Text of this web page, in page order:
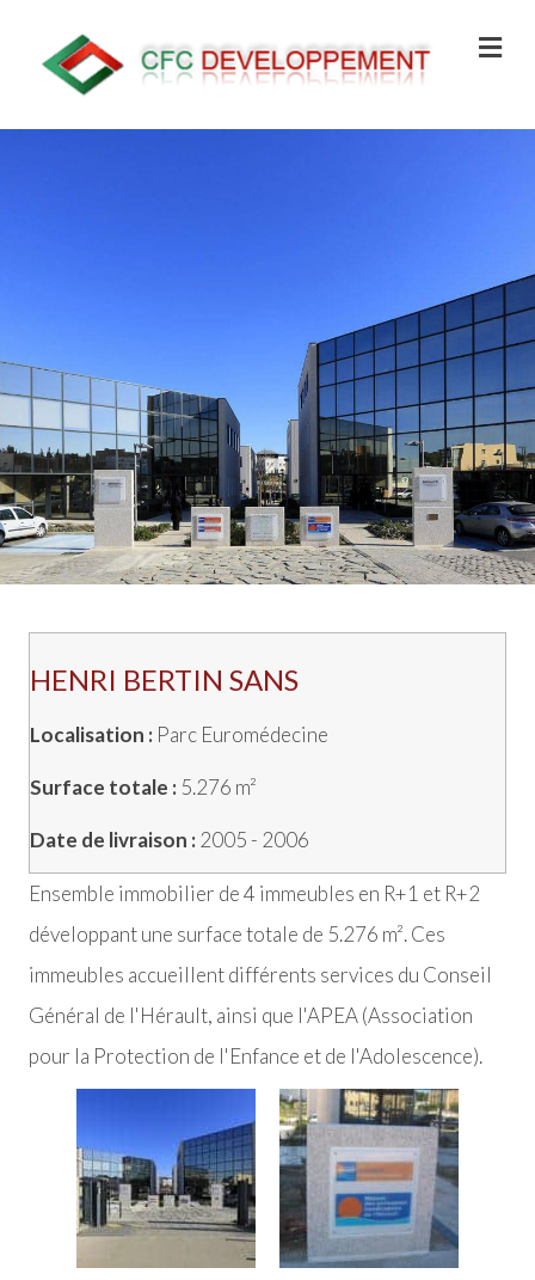
HENRI BERTIN SANS
Localisation : Parc Euromédecine
Surface totale : 5.276 m²
Date de livraison : 2005 - 2006
Ensemble immobilier de 4 immeubles en R+1 et R+2
développant une surface totale de 5.276 m². Ces
immeubles accueillent différents services du Conseil
Général de l'Hérault, ainsi que l'APEA (Association
pour la Protection de l'Enfance et de l'Adolescence).